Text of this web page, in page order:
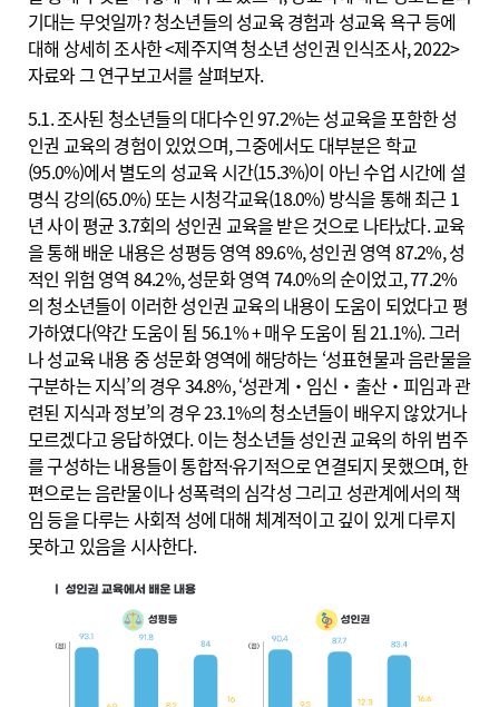
기대는 무엇일까? 청소년들의 성교육 경험과 성교육 욕구 등에
대해 상세히 조사한 <제주지역 청소년 성인권 인식조사, 2022>
자료와 그 연구보고서를 살펴보자.
5.1. 조사된 청소년들의 대다수인 97.2%는 성교육을 포함한 성
인권 교육의 경험이 있었으며, 그중에서도 대부분은 학교
(95.0%)에서 별도의 성교육 시간(15.3%)이 아닌 수업 시간에 설
명식 강의(65.0%) 또는 시청각교육(18.0%) 방식을 통해 최근 1
년 사이 평균 3.7회의 성인권 교육을 받은 것으로 나타났다. 교육
을 통해 배운 내용은 성평등 영역 89.6%, 성인권 영역 87.2%, 성
적인 위험 영역 84.2%, 성문화 영역 74.0%의 순이었고, 77.2%
의 청소년들이 이러한 성인권 교육의 내용이 도움이 되었다고 평
가하였다(약간 도움이 됨 56.1% + 매우 도움이 됨 21.1%). 그러
나 성교육 내용 중 성문화 영역에 해당하는 ‘성표현물과 음란물을
구분하는 지식’의 경우 34.8%, ‘성관계‧임신‧출산‧피임과 관
련된 지식과 정보’의 경우 23.1%의 청소년들이 배우지 않았거나
모르겠다고 응답하였다. 이는 청소년들 성인권 교육의 하위 범주
를 구성하는 내용들이 통합적·유기적으로 연결되지 못했으며, 한
편으로는 음란물이나 성폭력의 심각성 그리고 성관계에서의 책
임 등을 다루는 사회적 성에 대해 체계적이고 깊이 있게 다루지
못하고 있음을 시사한다.